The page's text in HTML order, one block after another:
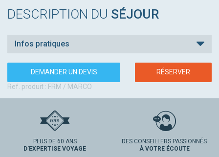
DESCRIPTION DU SÉJOUR
Infos pratiques
DEMANDER UN DEVIS
RÉSERVER
Ref. produit : FRM / MARCO
PLUS DE 60 ANS
D'EXPERTISE VOYAGE
DES CONSEILLERS PASSIONNÉS
À VOTRE ÉCOUTE